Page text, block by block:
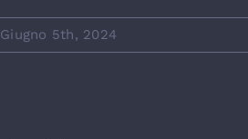
Giugno 5th, 2024